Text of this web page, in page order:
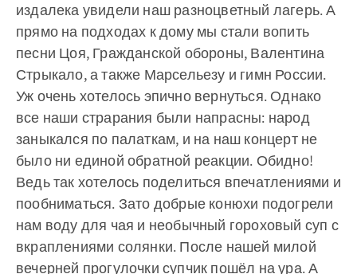
издалека увидели наш разноцветный лагерь. А
прямо на подходах к дому мы стали вопить
песни Цоя, Гражданской обороны, Валентина
Стрыкало, а также Марсельезу и гимн России.
Уж очень хотелось эпично вернуться. Однако
все наши страрания были напрасны: народ
заныкался по палаткам, и на наш концерт не
было ни единой обратной реакции. Обидно!
Ведь так хотелось поделиться впечатлениями и
пообниматься. Зато добрые конюхи подогрели
нам воду для чая и необычный гороховый суп с
вкраплениями солянки. После нашей милой
вечерней прогулочки супчик пошёл на ура. А